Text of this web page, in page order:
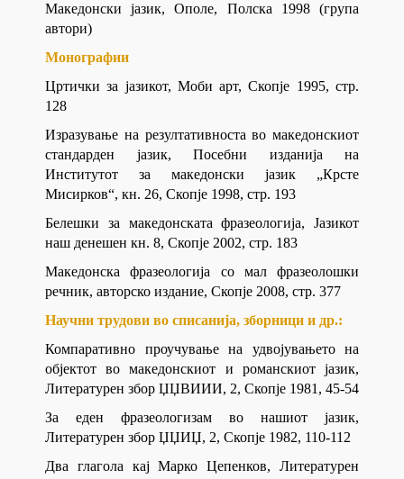
Македонски јазик, Ополе, Полска 1998 (група
автори)
Монографии
Цртички за јазикот, Моби арт, Скопје 1995, стр.
128
Изразување на резултативноста во македонскиот
стандарден јазик, Посебни изданија на
Институтот за македонски јазик „Крсте
Мисирков“, кн. 26, Скопје 1998, стр. 193
Белешки за македонската фразеологија, Јазикот
наш денешен кн. 8, Скопје 2002, стр. 183
Македонска фразеологија со мал фразеолошки
речник, авторско издание, Скопје 2008, стр. 377
Научни трудови во списанија, зборници и др.:
Компаративно проучување на удвојувањето на
објектот во македонскиот и романскиот јазик,
Литературен збор ЏЏВИИИ, 2, Скопје 1981, 45-54
За еден фразеологизам во нашиот јазик,
Литературен збор ЏЏИЏ, 2, Скопје 1982, 110-112
Два глагола кај Марко Цепенков, Литературен